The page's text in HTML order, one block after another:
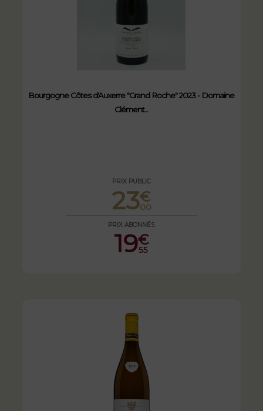
Bourgogne Côtes d'Auxerre "Grand Roche" 2023 - Domaine
Clément...
PRIX PUBLIC
23€
00
PRIX ABONNÉS
19€
55